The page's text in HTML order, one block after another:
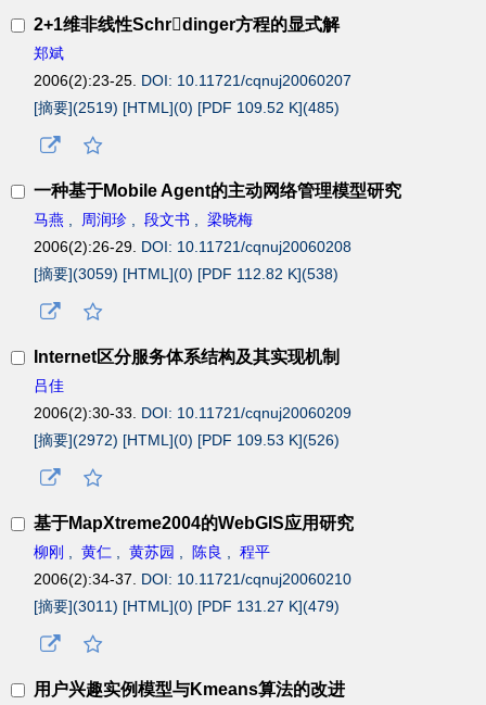
2+1维非线性Schrdinger方程的显式解
郑斌
2006(2):23-25. DOI: 10.11721/cqnuj20060207
[摘要](2519) [HTML](0) [PDF 109.52 K](485)
一种基于Mobile Agent的主动网络管理模型研究
马燕 , 周润珍 , 段文书 , 梁晓梅
2006(2):26-29. DOI: 10.11721/cqnuj20060208
[摘要](3059) [HTML](0) [PDF 112.82 K](538)
Internet区分服务体系结构及其实现机制
吕佳
2006(2):30-33. DOI: 10.11721/cqnuj20060209
[摘要](2972) [HTML](0) [PDF 109.53 K](526)
基于MapXtreme2004的WebGIS应用研究
柳刚 , 黄仁 , 黄苏园 , 陈良 , 程平
2006(2):34-37. DOI: 10.11721/cqnuj20060210
[摘要](3011) [HTML](0) [PDF 131.27 K](479)
用户兴趣实例模型与Kmeans算法的改进